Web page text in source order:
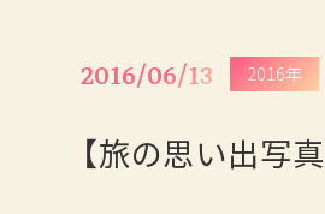
2016/06/13 2016年
【旅の思い出写